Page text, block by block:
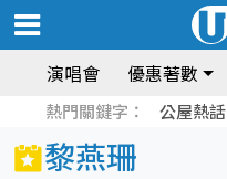
演唱會 優惠著數
熱門關鍵字： 公屋熱話
黎燕珊